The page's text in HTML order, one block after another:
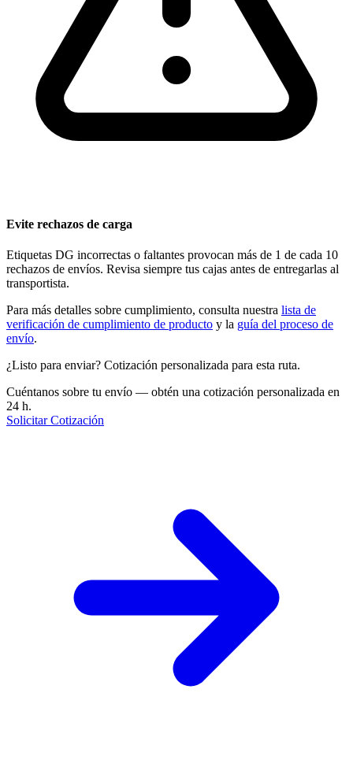
Evite rechazos de carga
Etiquetas DG incorrectas o faltantes provocan más de 1 de cada 10
rechazos de envíos. Revisa siempre tus cajas antes de entregarlas al
transportista.
Para más detalles sobre cumplimiento, consulta nuestra lista de
verificación de cumplimiento de producto y la guía del proceso de
envío.
¿Listo para enviar? Cotización personalizada para esta ruta.
Cuéntanos sobre tu envío — obtén una cotización personalizada en
24 h.
Solicitar Cotización